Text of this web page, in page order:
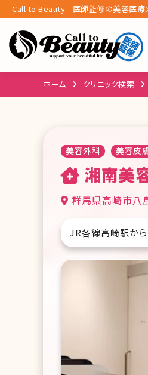
Call to Beauty - 医師監修の美容医療
ホーム クリニック検索
美容外科 美容皮
湘南美
群馬県高崎市八
JR各線高崎駅から